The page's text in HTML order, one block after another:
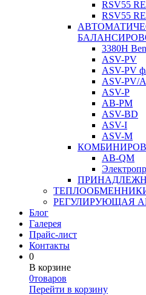
RSV55
RSV55
3380H
ASV-PV
ASV-PV
ASV-PV/
ASV-P
AB-PM
ASV-BD
ASV-I
ASV-M
AB-QM
РЕГУЛИРУЮЩАЯ
Блог
Галерея
Прайс-лист
Контакты
0
В корзине
0товаров
Перейти в корзину